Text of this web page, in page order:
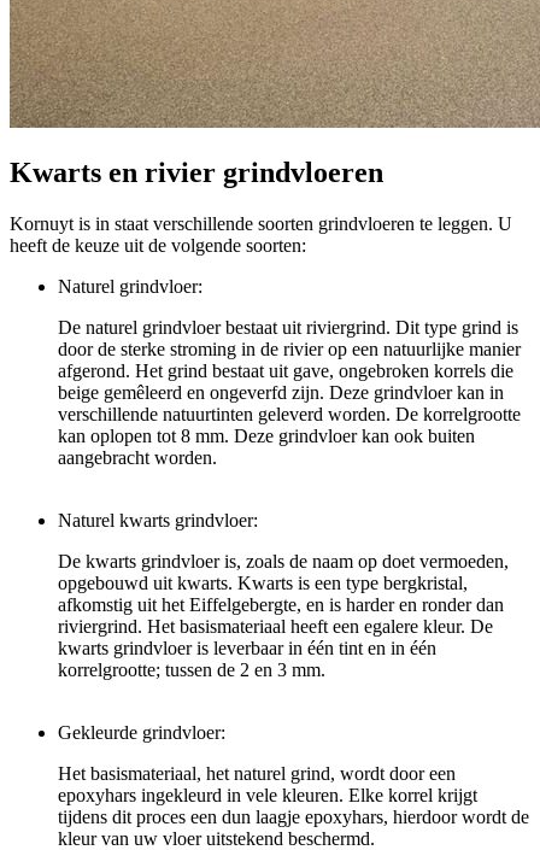
Kwarts en rivier grindvloeren
Kornuyt is in staat verschillende soorten grindvloeren te leggen. U
heeft de keuze uit de volgende soorten:
Naturel grindvloer:
De naturel grindvloer bestaat uit riviergrind. Dit type grind is
door de sterke stroming in de rivier op een natuurlijke manier
afgerond. Het grind bestaat uit gave, ongebroken korrels die
beige gemêleerd en ongeverfd zijn. Deze grindvloer kan in
verschillende natuurtinten geleverd worden. De korrelgrootte
kan oplopen tot 8 mm. Deze grindvloer kan ook buiten
aangebracht worden.
Naturel kwarts grindvloer:
De kwarts grindvloer is, zoals de naam op doet vermoeden,
opgebouwd uit kwarts. Kwarts is een type bergkristal,
afkomstig uit het Eiffelgebergte, en is harder en ronder dan
riviergrind. Het basismateriaal heeft een egalere kleur. De
kwarts grindvloer is leverbaar in één tint en in één
korrelgrootte; tussen de 2 en 3 mm.
Gekleurde grindvloer:
Het basismateriaal, het naturel grind, wordt door een
epoxyhars ingekleurd in vele kleuren. Elke korrel krijgt
tijdens dit proces een dun laagje epoxyhars, hierdoor wordt de
kleur van uw vloer uitstekend beschermd.